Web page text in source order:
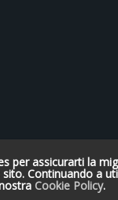
per assicurarti la
Continuando a
Cookie Policy.